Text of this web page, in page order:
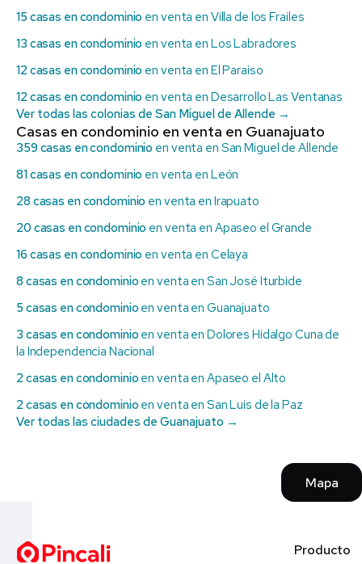
15 casas en condominio en venta en Villa de los Frailes
13 casas en condominio en venta en Los Labradores
12 casas en condominio en venta en El Paraiso
12 casas en condominio en venta en Desarrollo Las Ventanas
Ver todas las colonias de San Miguel de Allende →
Casas en condominio en venta en Guanajuato
359 casas en condominio en venta en San Miguel de Allende
81 casas en condominio en venta en León
28 casas en condominio en venta en Irapuato
20 casas en condominio en venta en Apaseo el Grande
16 casas en condominio en venta en Celaya
8 casas en condominio en venta en San José Iturbide
5 casas en condominio en venta en Guanajuato
3 casas en condominio en venta en Dolores Hidalgo Cuna de
la Independencia Nacional
2 casas en condominio en venta en Apaseo el Alto
2 casas en condominio en venta en San Luis de la Paz
Ver todas las ciudades de Guanajuato →
Mapa
Producto